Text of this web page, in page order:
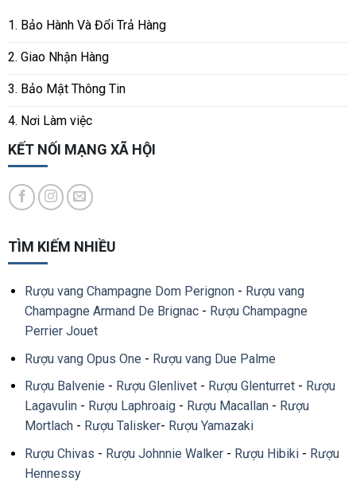
1. Bảo Hành Và Đổi Trả Hàng
2. Giao Nhận Hàng
3. Bảo Mật Thông Tin
4. Nơi Làm việc
KẾT NỐI MẠNG XÃ HỘI
TÌM KIẾM NHIỀU
Rượu vang Champagne Dom Perignon- Rượu vang
Champagne Armand De Brignac- Rượu Champagne
Perrier Jouet
Rượu vang Opus One - Rượu vang Due Palme
Rượu Balvenie - Rượu Glenlivet- Rượu Glenturret- Rượu
Lagavulin- Rượu Laphroaig- Rượu Macallan- Rượu
Mortlach- Rượu Talisker- Rượu Yamazaki
Rượu Chivas - Rượu Johnnie Walker- Rượu Hibiki- Rượu
Hennessy